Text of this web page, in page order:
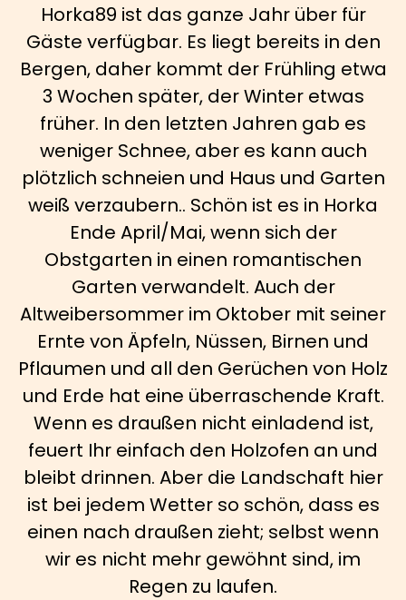
Horka89 ist das ganze Jahr über für
Gäste verfügbar. Es liegt bereits in den
Bergen, daher kommt der Frühling etwa
3 Wochen später, der Winter etwas
früher. In den letzten Jahren gab es
weniger Schnee, aber es kann auch
plötzlich schneien und Haus und Garten
weiß verzaubern.. Schön ist es in Horka
Ende April/Mai, wenn sich der
Obstgarten in einen romantischen
Garten verwandelt. Auch der
Altweibersommer im Oktober mit seiner
Ernte von Äpfeln, Nüssen, Birnen und
Pflaumen und all den Gerüchen von Holz
und Erde hat eine überraschende Kraft.
Wenn es draußen nicht einladend ist,
feuert Ihr einfach den Holzofen an und
bleibt drinnen. Aber die Landschaft hier
ist bei jedem Wetter so schön, dass es
einen nach draußen zieht; selbst wenn
wir es nicht mehr gewöhnt sind, im
Regen zu laufen.